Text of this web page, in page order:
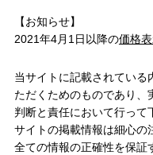
【お知らせ】
2021年4月1日以降の価格
当サイトに記載されている
ただくためのものであり、
判断と責任において行って
サイトの掲載情報は細心の
全ての情報の正確性を保証